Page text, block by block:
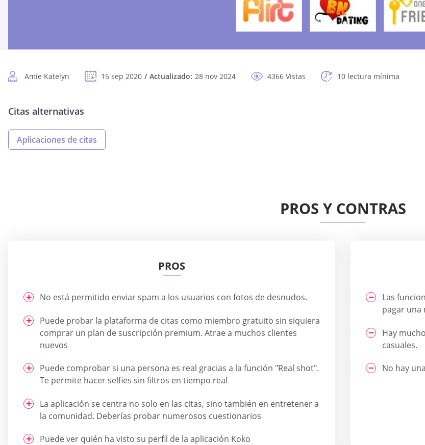
Amie Katelyn 15 sep 2020 Actualizado: 28 nov 2024 4366 Vistas 10 lectura mínima
Citas alternativas
Aplicaciones de citas
PROS Y CONTRAS
PROS
No está permitido enviar spam a los usuarios con fotos de desnudos.
Puede probar la plataforma de citas como miembro gratuito sin siquiera
comprar un plan de suscripción premium. Atrae a muchos clientes
nuevos
Puede comprobar si una persona es real gracias a la función "Real shot".
Te permite hacer selfies sin filtros en tiempo real
La aplicación se centra no solo en las citas, sino también en entretener a
la comunidad. Deberías probar numerosos cuestionarios
Puede ver quién ha visto su perfil de la aplicación Koko
Las
pagar una
Hay
casuales.
No hay